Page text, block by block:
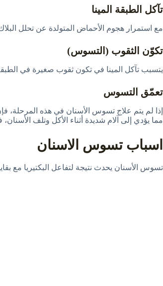
تآكل الطبقة المينا
مع استمرار هجوم الأحماض المتولدة عن تحلل
تكوّن الثقوب (التسوس)
يتسبب تآكل المينا في تكون ثقوب صغيرة في
تعمّق التسوس
إذا لم يتم علاج تسوس الأسنان في هذه المرحلة،
مما يؤدي إلى آلام شديدة أثناء الأكل وتلف
اسباب تسوس الاسنان
تسوس الأسنان يحدث نتيجة لتفاعل البكتيريا مع